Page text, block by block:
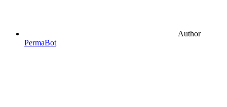
Author
PermaBot